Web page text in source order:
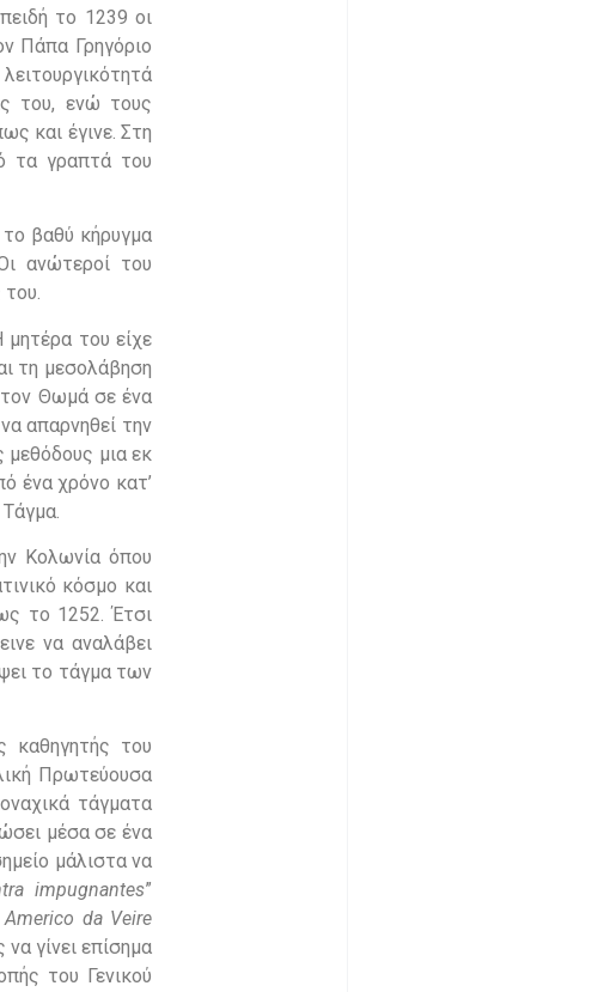
το 1239 οι
Πάπα Γρηγόριο
του, ενώ τους
και έγινε. Στη
τα γραπτά του
βαθύ κήρυγμα
ανώτεροί του
του είχε
τη μεσολάβηση
τον Θωμά σε ένα
απαρνηθεί την
μεθόδους μια εκ
ένα χρόνο κατ’
Κολωνία όπου
κόσμο και
το 1252. Έτσι
να αναλάβει
το τάγμα των
καθηγητής του
Πρωτεύουσα
τάγματα
μέσα σε ένα
μάλιστα να
impugnantes”
Americo da Veire
γίνει επίσημα
του Γενικού